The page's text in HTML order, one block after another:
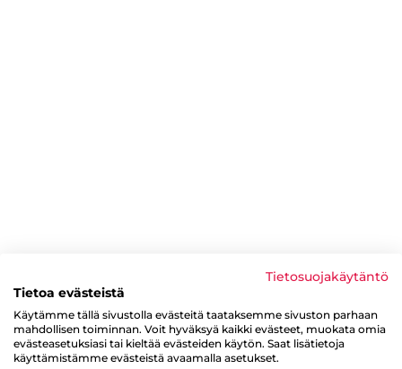
Tietosuojakäytäntö
Tietoa evästeistä
Käytämme tällä sivustolla evästeitä taataksemme sivuston parhaan
mahdollisen toiminnan. Voit hyväksyä kaikki evästeet, muokata omia
evästeasetuksiasi tai kieltää evästeiden käytön. Saat lisätietoja
käyttämistämme evästeistä avaamalla asetukset.